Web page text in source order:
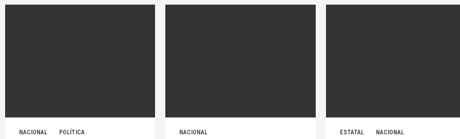
NACIONAL POLÍTICA NACIONAL ESTATAL NACIONAL